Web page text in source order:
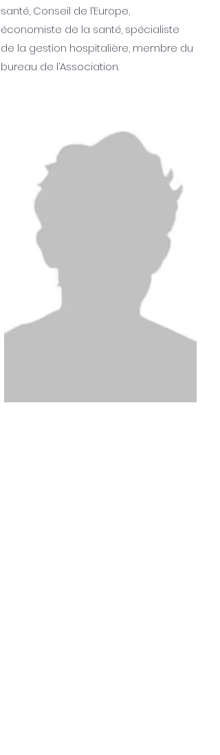
santé, Conseil de l’Europe,
économiste de la santé, spécialiste
de la gestion hospitalière, membre du
bureau de l’Association.